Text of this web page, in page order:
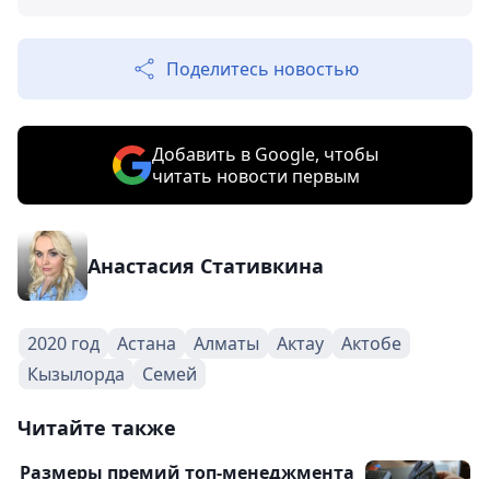
Поделитесь новостью
Добавить в Google, чтобы
читать новости первым
Анастасия Стативкина
2020 год Астана Алматы Актау
Актобе
Кызылорда
Семей
Читайте также
Размеры премий топ-менеджмента